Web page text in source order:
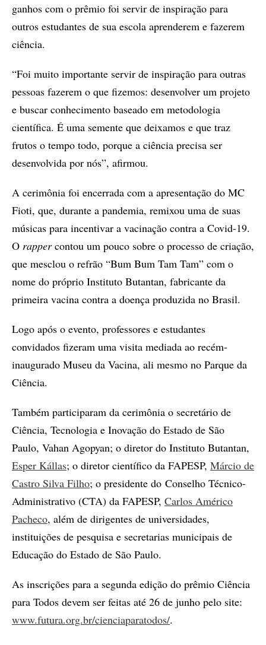
ganhos com o prêmio foi servir de inspiração para
outros estudantes de sua escola aprenderem e fazerem
ciência.
“Foi muito importante servir de inspiração para outras
pessoas fazerem o que fizemos: desenvolver um projeto
e buscar conhecimento baseado em metodologia
científica. É uma semente que deixamos e que traz
frutos o tempo todo, porque a ciência precisa ser
desenvolvida por nós”, afirmou.
A cerimônia foi encerrada com a apresentação do MC
Fioti, que, durante a pandemia, remixou uma de suas
músicas para incentivar a vacinação contra a Covid-19.
O rappercontou um pouco sobre o processo de criação,
que mesclou o refrão “Bum Bum Tam Tam” com o
nome do próprio Instituto Butantan, fabricante da
primeira vacina contra a doença produzida no Brasil.
Logo após o evento, professores e estudantes
convidados fizeram uma visita mediada ao recém-
inaugurado Museu da Vacina, ali mesmo no Parque da
Ciência.
Também participaram da cerimônia o secretário de
Ciência, Tecnologia e Inovação do Estado de São
Paulo, Vahan Agopyan; o diretor do Instituto Butantan,
Esper Kállas; o diretor científico da FAPESP, Márcio de
Castro Silva Filho; o presidente do Conselho Técnico-
Administrativo (CTA) da FAPESP, Carlos Américo
Pacheco, além de dirigentes de universidades,
instituições de pesquisa e secretarias municipais de
Educação do Estado de São Paulo.
As inscrições para a segunda edição do prêmio Ciência
para Todos devem ser feitas até 26 de junho pelo site:
www.futura.org.br/cienciaparatodos/.